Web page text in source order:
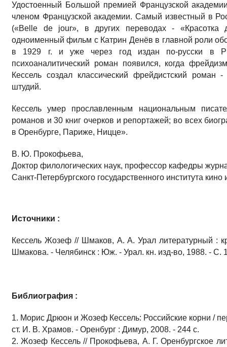
Удостоенный Большой премией Французской
членом Французской академии. Самый известный в
(«Belle de jour», в других переводах -
одноименный фильм с Катрин Денёв в главной роли
в 1929 г. и уже через год издан по-русски в
психоаналитический роман появился, когда
Кессель создал классический фрейдистский роман
штудий.
Кессель умер прославленным национальным
романов и 30 книг очерков и репортажей; во всех
в Оренбурге, Париже, Ницце».
В. Ю. Прокофьева,
Доктор филологических наук, профессор кафедры
Санкт-Петербургского государственного института
Источники :
Кессель Жозеф // Шмаков, А. А. Урал литературный :
Шмакова. - Челябинск : Юж. - Урал. кн. изд-во, 1988. - С.
Библиография :
1. Морис Дрюон и Жозеф Кессель: Российские корни /
ст. И. В. Храмов. - Оренбург : Димур, 2008. - 244 с.
2. Жозеф Кессель // Прокофьева, А. Г. Оренбургское